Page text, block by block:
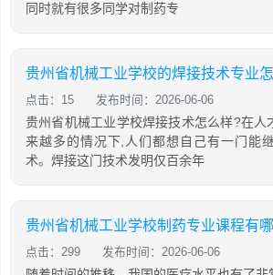
同时就有很多同学对制药专
贵州省机械工业学校的焊接技术专业
点击：15 发布时间：2026-06-06
贵州省机械工业学校焊接技术怎么样?在人
来越多的情况下,人们都想自己有一门能
术。焊接这门技术发明仅百余年
贵州省机械工业学校制药专业课程有
点击：299 发布时间：2026-06-06